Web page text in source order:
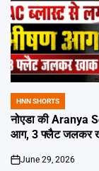
POSTED
IN
HNN SHORTS
नोएडा की Aranya
आग, 3 फ्लैट जलकर
on
June 29, 2026